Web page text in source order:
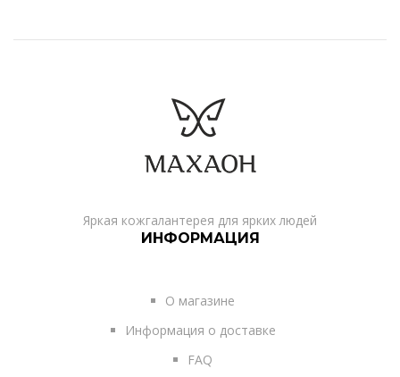
Яркая кожгалантерея для ярких людей
ИНФОРМАЦИЯ
О магазине
Информация о доставке
FAQ